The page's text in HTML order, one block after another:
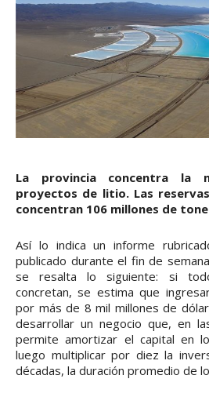
La provincia concentra la
proyectos de litio. Las
concentran 106 millones de
Así lo indica un informe
publicado durante el fin de
se resalta lo siguiente: si
concretan, se estima que
por más de 8 mil millones de
desarrollar un negocio que, en
permite amortizar el capital en
luego multiplicar por diez la
décadas, la duración promedio de